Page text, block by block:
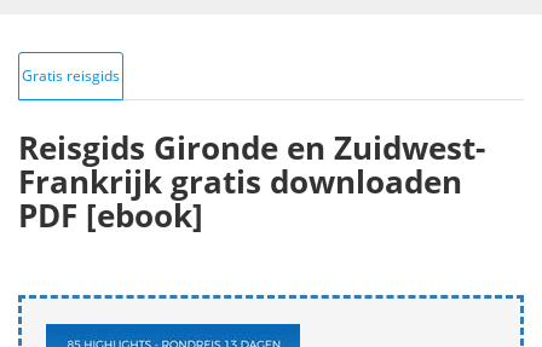
Gratis reisgids
Reisgids Gironde en Zuidwest-
Frankrijk gratis downloaden
PDF [ebook]